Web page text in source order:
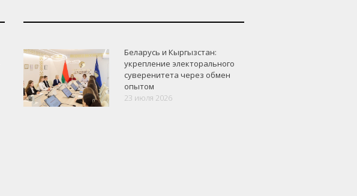
Беларусь и Кыргызстан:
укрепление электорального
суверенитета через обмен
опытом
23 июля 2026